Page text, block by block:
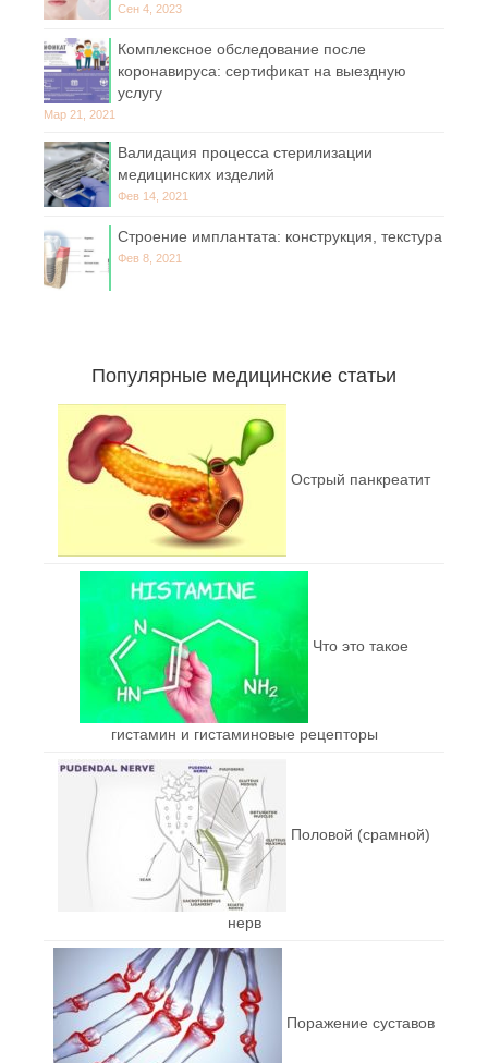
Сен 4, 2023
Комплексное обследование после
коронавируса: сертификат на выездную
услугу
Мар 21, 2021
Валидация процесса стерилизации
медицинских изделий
Фев 14, 2021
Строение имплантата: конструкция, текстура
Фев 8, 2021
Популярные медицинские статьи
Острый панкреатит
Что это такое
гистамин и гистаминовые рецепторы
Половой (срамной)
нерв
Поражение суставов